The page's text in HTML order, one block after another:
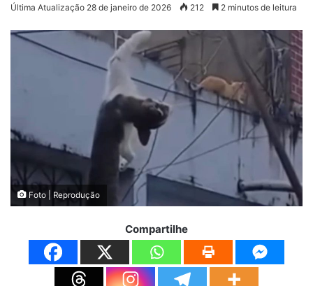
Última Atualização 28 de janeiro de 2026 212 2 minutos de leitura
Foto | Reprodução
Compartilhe